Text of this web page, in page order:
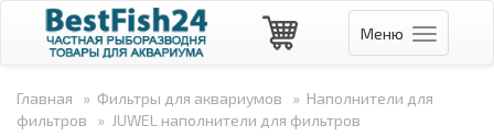
Меню
Главная » Фильтры для аквариумов » Наполнители для
фильтров » JUWEL наполнители для фильтров